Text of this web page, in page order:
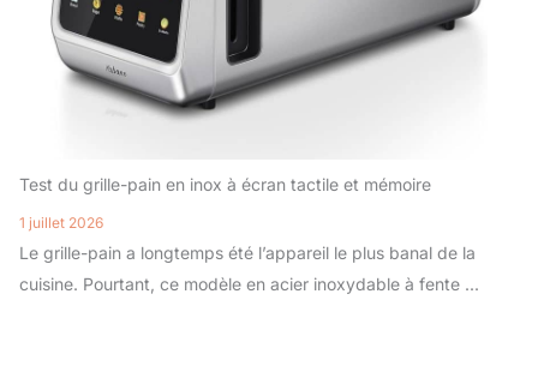
Test du grille-pain en inox à écran tactile et mémoire
1 juillet 2026
Le grille-pain a longtemps été l’appareil le plus banal de la
cuisine. Pourtant, ce modèle en acier inoxydable à fente ...